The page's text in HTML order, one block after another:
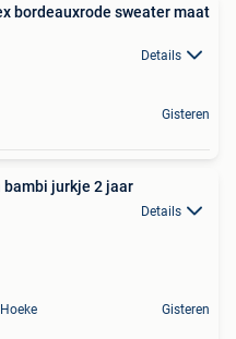
bordeauxrode sweater maat
Details
Gisteren
bambi jurkje 2 jaar
Details
Gisteren